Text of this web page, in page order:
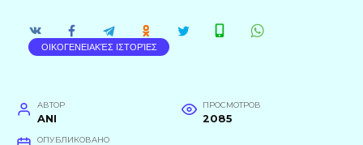
ΟΙΚΟΓΕΝΕΙΑΚΈΣ ΙΣΤΟΡΊΕΣ
АВТОР
ANI
ПРОСМОТРОВ
2085
ОПУБЛИКОВАНО